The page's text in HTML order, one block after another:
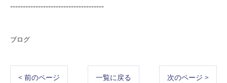
-------------------------------------
ブログ
< 前のページ 一覧に戻る 次のページ >